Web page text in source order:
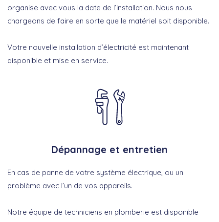
organise avec vous la date de l’installation. Nous nous
chargeons de faire en sorte que le matériel soit disponible.
Votre nouvelle installation d’électricité est maintenant
disponible et mise en service.
Dépannage et entretien
En cas de panne de votre système électrique, ou un
problème avec l’un de vos appareils.
Notre équipe de techniciens en plomberie est disponible